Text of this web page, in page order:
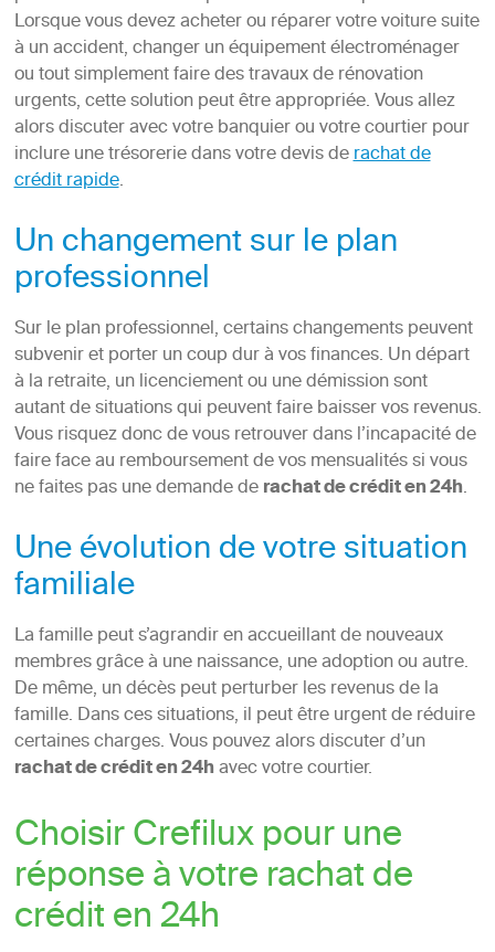
Lorsque vous devez acheter ou réparer votre voiture suite
à un accident, changer un équipement électroménager
ou tout simplement faire des travaux de rénovation
urgents, cette solution peut être appropriée. Vous allez
alors discuter avec votre banquier ou votre courtier pour
inclure une trésorerie dans votre devis derachat de
crédit rapide.
Un changement sur le plan
professionnel
Sur le plan professionnel, certains changements peuvent
subvenir et porter un coup dur à vos finances. Un départ
à la retraite, un licenciement ou une démission sont
autant de situations qui peuvent faire baisser vos revenus.
Vous risquez donc de vous retrouver dans l’incapacité de
faire face au remboursement de vos mensualités si vous
ne faites pas une demande derachat de crédit en 24h.
Une évolution de votre situation
familiale
La famille peut s’agrandir en accueillant de nouveaux
membres grâce à une naissance, une adoption ou autre.
De même, un décès peut perturber les revenus de la
famille. Dans ces situations, il peut être urgent de réduire
certaines charges. Vous pouvez alors discuter d’un
rachat de crédit en 24havec votre courtier.
Choisir Crefilux pour une
réponse à votre rachat de
crédit en 24h